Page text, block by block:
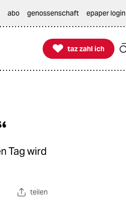
abo genossenschaft epaper login

taz zahl ich
taz zahl ich
Tag wird
teilen